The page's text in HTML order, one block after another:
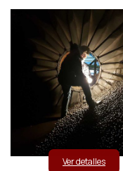
Ver detalles